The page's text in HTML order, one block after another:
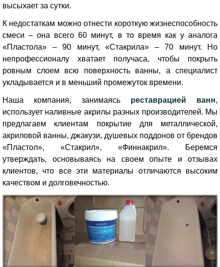
высыхает за сутки.
К недостаткам можно отнести короткую жизнеспособность
смеси – она всего 60 минут, в то время как у аналога
«Пластола» – 90 минут, «Стакрила» – 70 минут. Но
непрофессионалу хватает получаса, чтобы покрыть
ровным слоем всю поверхность ванны, а специалист
укладывается и в меньший промежуток времени.
Наша компания, занимаясь реставрацией ванн,
использует наливные акрилы разных производителей. Мы
предлагаем клиентам покрытие для металлической,
акриловой ванны, джакузи, душевых поддонов от брендов
«Пластол», «Стакрил», «Финнакрил». Беремся
утверждать, основываясь на своем опыте и отзывах
клиентов, что все эти материалы отличаются высоким
качеством и долговечностью.